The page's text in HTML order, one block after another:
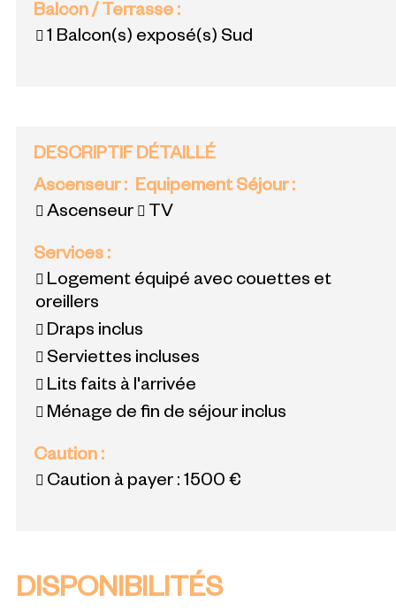
Balcon / Terrasse :
1 Balcon(s) exposé(s) Sud
DESCRIPTIF DÉTAILLÉ
Ascenseur:
Ascenseur
Equipement Séjour:
TV
Services :
Logement équipé avec couettes et
oreillers
Draps inclus
Serviettes incluses
Lits faits à l'arrivée
Ménage de fin de séjour inclus
Caution :
Caution à payer : 1500 €
DISPONIBILITÉS